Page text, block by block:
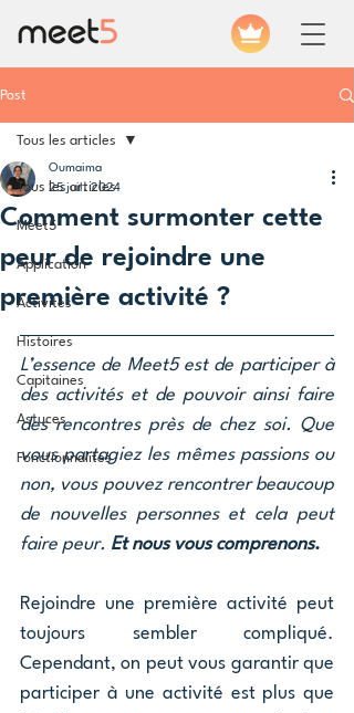
Post
Tous les articles
Meet5
Application
Activités
Histoires
Capitaines
Astuces
Fonctionnalités
Tous les articles
Comment surmonter cette
peur de rejoindre une
première activité ?
Oumaima
25 juil. 2024
L’essence de Meet5 est de participer à
des activités et de pouvoir ainsi faire
des rencontres près de chez soi. Que
vous partagiez les mêmes passions ou
non, vous pouvez rencontrer beaucoup
de nouvelles personnes et cela peut
faire peur. Et nous vous comprenons.
Rejoindre une première activité peut
toujours sembler compliqué.
Cependant, on peut vous garantir que
participer à une activité est plus que